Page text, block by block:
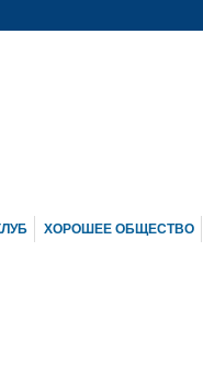
ХОРОШЕЕ ОБЩЕСТВО